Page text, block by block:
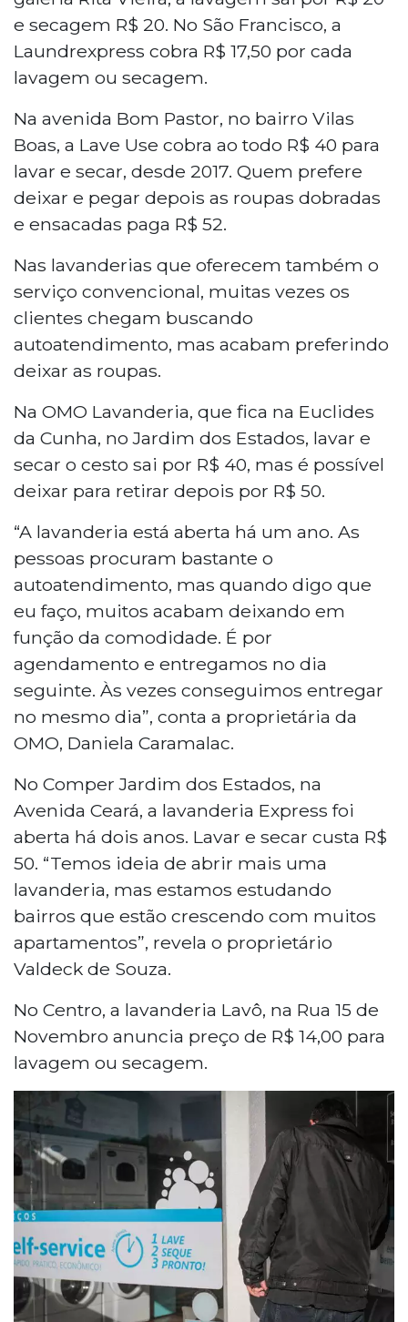
e secagem R$ 20. No São Francisco, a
Laundrexpress cobra R$ 17,50 por cada
lavagem ou secagem.
Na avenida Bom Pastor, no bairro Vilas
Boas, a Lave Use cobra ao todo R$ 40 para
lavar e secar, desde 2017. Quem prefere
deixar e pegar depois as roupas dobradas
e ensacadas paga R$ 52.
Nas lavanderias que oferecem também o
serviço convencional, muitas vezes os
clientes chegam buscando
autoatendimento, mas acabam preferindo
deixar as roupas.
Na OMO Lavanderia, que fica na Euclides
da Cunha, no Jardim dos Estados, lavar e
secar o cesto sai por R$ 40, mas é possível
deixar para retirar depois por R$ 50.
“A lavanderia está aberta há um ano. As
pessoas procuram bastante o
autoatendimento, mas quando digo que
eu faço, muitos acabam deixando em
função da comodidade. É por
agendamento e entregamos no dia
seguinte. Às vezes conseguimos entregar
no mesmo dia”, conta a proprietária da
OMO, Daniela Caramalac.
No Comper Jardim dos Estados, na
Avenida Ceará, a lavanderia Express foi
aberta há dois anos. Lavar e secar custa R$
50. “Temos ideia de abrir mais uma
lavanderia, mas estamos estudando
bairros que estão crescendo com muitos
apartamentos”, revela o proprietário
Valdeck de Souza.
No Centro, a lavanderia Lavô, na Rua 15 de
Novembro anuncia preço de R$ 14,00 para
lavagem ou secagem.